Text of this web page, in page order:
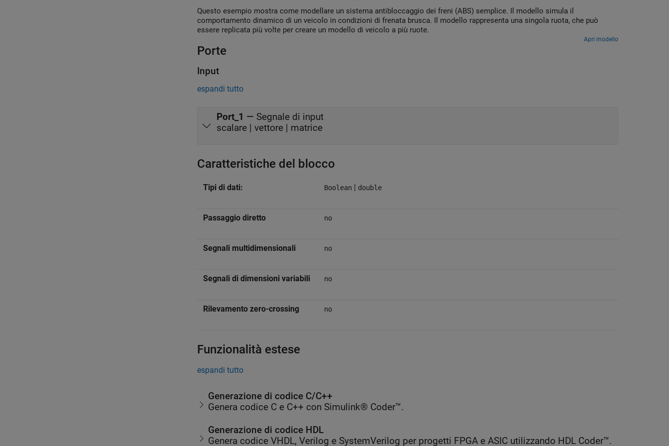
Questo esempio mostra come modellare un sistema antibloccaggio dei freni (ABS) semplice. Il modello simula il
comportamento dinamico di un veicolo in condizioni di frenata brusca. Il modello rappresenta una singola ruota, che può
essere replicata più volte per creare un modello di veicolo a più ruote.
Apri modello
Porte
Input
espandi tutto
Port_1 — Segnale di input
scalare | vettore | matrice
Caratteristiche del blocco
Tipi di dati: Boolean | double
Passaggio diretto no
Segnali multidimensionali no
Segnali di dimensioni variabili no
Rilevamento zero-crossing no
Funzionalità estese
espandi tutto
Generazione di codice C/C++
Genera codice C e C++ con Simulink® Coder™.
Generazione di codice HDL
Genera codice VHDL, Verilog e SystemVerilog per progetti FPGA e ASIC utilizzando HDL Coder™.